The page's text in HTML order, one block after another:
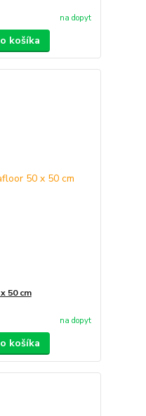
na dopyt
košíka
50 cm
na dopyt
košíka